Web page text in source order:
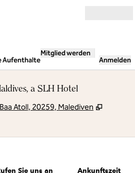
Aufenthalte
Mitglied werden
Anmelden
a SLH Hotel
Atoll, 20259, Malediven ,
Sie uns an Ankunftszeit